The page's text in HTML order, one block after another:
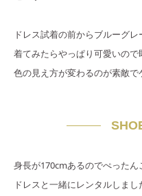
ドレス試着の前からブルーグ
着てみたらやっぱり可愛いの
色の見え方が変わるのが素敵で
身長が170cmあるのでぺったん
ドレスと一緒にレンタルしまし